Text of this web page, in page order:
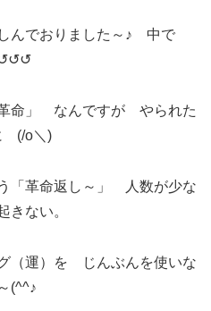
んでおりました～♪ 中で
↺↺↺
命」 なんですが やられた
(/o＼)
革命返し～」 人数が少な
きない。
（運）を じんぶんを使いな
(^^♪